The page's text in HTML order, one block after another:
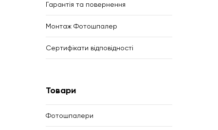
Гарантія та повернення
Монтаж Фотошпалер
Сертифікати відповідності
Товари
Фотошпалери